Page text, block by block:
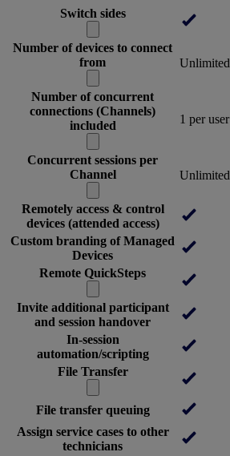
Switch sides
Number of devices to connect
from
Unlimited
Number of concurrent
connections (Channels)
included
1 per user
Concurrent sessions per
Channel
Unlimited
Remotely access & control
devices (attended access)
Custom branding of Managed
Devices
Remote QuickSteps
Invite additional participant
and session handover
In-session
automation/scripting
File Transfer
File transfer queuing
Assign service cases to other
technicians